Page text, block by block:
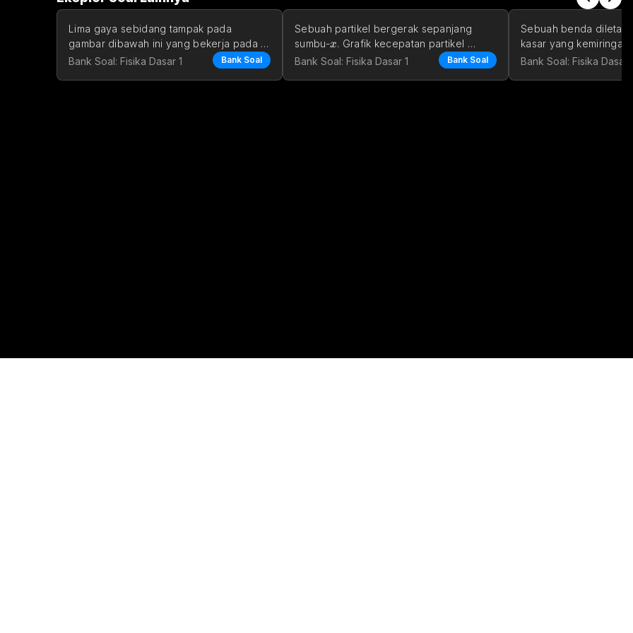
Lima gaya sebidang tampak pada
gambar dibawah ini yang bekerja pada
suatu obyek. Tentukan resultan k
Bank Soal: Fisika Dasar 1 Bank Soal
Sebuah partikel bergerak sepanjang
sumbu-x
x. Grafik kecepatan partikel
sebagai fungsi waktu nampak pad
Bank Soal: Fisika Dasar 1 Bank Soal
Sebuah benda
kasar yang
kecil ke besar. Benda
Bank Soal: Fisika Dasar 1